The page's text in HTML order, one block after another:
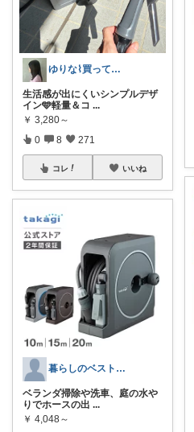
ゆりな⌇買ってよかったもの🌿
生活感が出にくいシンプルデザ
イン🩵軽量＆コ ...
￥ 3,280～
0 8 271
コレ いいね
暮らしのベストバイ案内所
ベランダ掃除や洗車、庭の水や
りでホースの出 ...
￥ 4,048～